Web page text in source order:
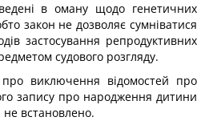
в оману щодо генетичних
закон не дозволяє сумніватися
застосування репродуктивних
судового розгляду.
виключення відомостей про
запису про народження дитини
не встановлено.